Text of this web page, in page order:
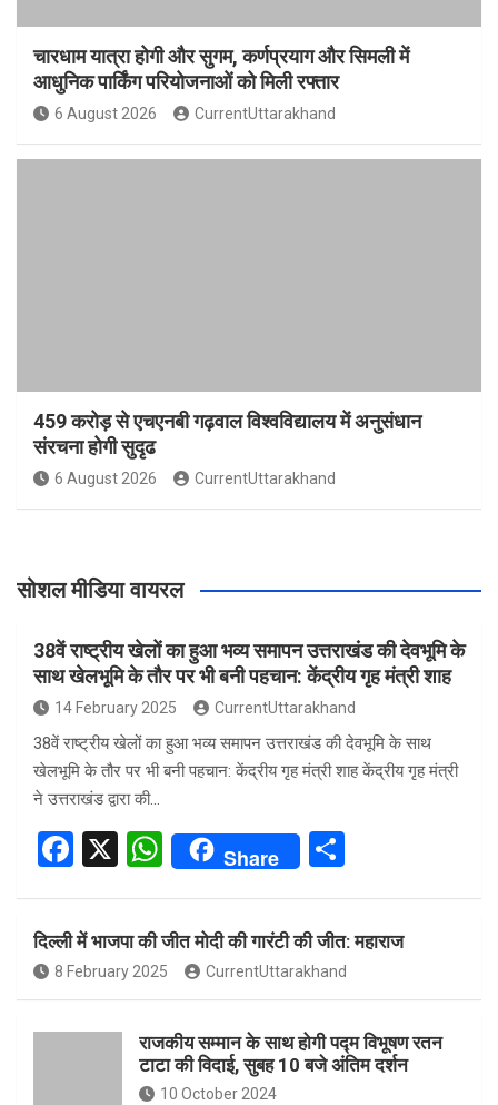
चारधाम यात्रा होगी और सुगम, कर्णप्रयाग और सिमली में
आधुनिक पार्किंग परियोजनाओं को मिली रफ्तार
6 August 2026 CurrentUttarakhand
459 करोड़ से एचएनबी गढ़वाल विश्वविद्यालय में अनुसंधान
संरचना होगी सुदृढ
6 August 2026 CurrentUttarakhand
सोशल मीडिया वायरल
38वें राष्ट्रीय खेलों का हुआ भव्य समापन उत्तराखंड की देवभूमि के
साथ खेलभूमि के तौर पर भी बनी पहचान: केंद्रीय गृह मंत्री शाह
14 February 2025 CurrentUttarakhand
38वें राष्ट्रीय खेलों का हुआ भव्य समापन उत्तराखंड की देवभूमि के साथ
खेलभूमि के तौर पर भी बनी पहचान: केंद्रीय गृह मंत्री शाह केंद्रीय गृह मंत्री
ने उत्तराखंड द्वारा की…
F
ce
b
o
o
X
W
at
s
A
p
p
Share
e
दिल्ली में भाजपा की जीत मोदी की गारंटी की जीत: महाराज
8 February 2025 CurrentUttarakhand
राजकीय सम्मान के साथ होगी पद्म विभूषण रतन
टाटा की विदाई, सुबह 10 बजे अंतिम दर्शन
10 October 2024